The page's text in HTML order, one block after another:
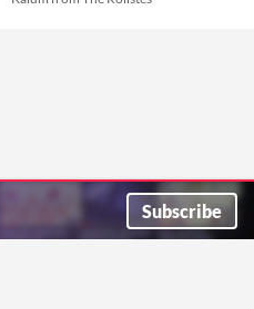
Subscribe